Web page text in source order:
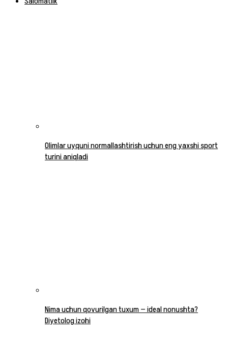
Olimlar uyquni normallashtirish uchun eng yaxshi sport
turini aniqladi
Nima uchun qovurilgan tuxum — ideal nonushta?
Diyetolog izohi